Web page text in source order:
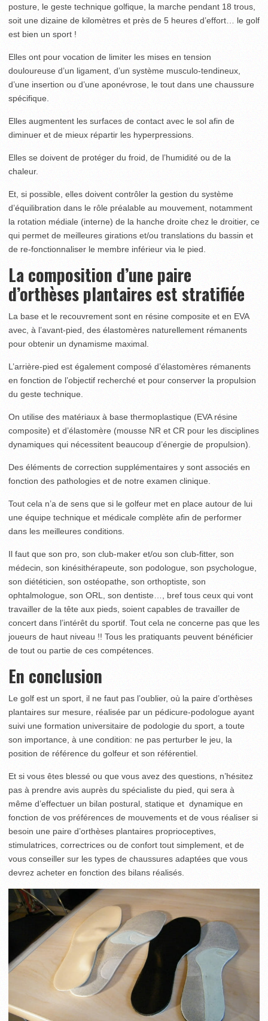
posture, le geste technique golfique, la marche pendant 18 trous,
soit une dizaine de kilomètres et près de 5 heures d’effort… le golf
est bien un sport !
Elles ont pour vocation de limiter les mises en tension
douloureuse d’un ligament, d’un système musculo-tendineux,
d’une insertion ou d’une aponévrose, le tout dans une chaussure
spécifique.
Elles augmentent les surfaces de contact avec le sol afin de
diminuer et de mieux répartir les hyperpressions.
Elles se doivent de protéger du froid, de l’humidité ou de la
chaleur.
Et, si possible, elles doivent contrôler la gestion du système
d’équilibration dans le rôle préalable au mouvement, notamment
la rotation médiale (interne) de la hanche droite chez le droitier, ce
qui permet de meilleures girations et/ou translations du bassin et
de re-fonctionnaliser le membre inférieur via le pied.
La composition d’une paire
d’orthèses plantaires est stratifiée
La base et le recouvrement sont en résine composite et en EVA
avec, à l’avant-pied, des élastomères naturellement rémanents
pour obtenir un dynamisme maximal.
L’arrière-pied est également composé d’élastomères rémanents
en fonction de l’objectif recherché et pour conserver la propulsion
du geste technique.
On utilise des matériaux à base thermoplastique (EVA résine
composite) et d’élastomère (mousse NR et CR pour les disciplines
dynamiques qui nécessitent beaucoup d’énergie de propulsion).
Des éléments de correction supplémentaires y sont associés en
fonction des pathologies et de notre examen clinique.
Tout cela n’a de sens que si le golfeur met en place autour de lui
une équipe technique et médicale complète afin de performer
dans les meilleures conditions.
Il faut que son pro, son club-maker et/ou son club-fitter, son
médecin, son kinésithérapeute, son podologue, son psychologue,
son diététicien, son ostéopathe, son orthoptiste, son
ophtalmologue, son ORL, son dentiste…, bref tous ceux qui vont
travailler de la tête aux pieds, soient capables de travailler de
concert dans l’intérêt du sportif. Tout cela ne concerne pas que les
joueurs de haut niveau !! Tous les pratiquants peuvent bénéficier
de tout ou partie de ces compétences.
En conclusion
Le golf est un sport, il ne faut pas l’oublier, où la paire d’orthèses
plantaires sur mesure, réalisée par un pédicure-podologue ayant
suivi une formation universitaire de podologie du sport, a toute
son importance, à une condition: ne pas perturber le jeu, la
position de référence du golfeur et son référentiel.
Et si vous êtes blessé ou que vous avez des questions, n’hésitez
pas à prendre avis auprès du spécialiste du pied, qui sera à
même d’effectuer un bilan postural, statique et dynamique en
fonction de vos préférences de mouvements et de vous réaliser si
besoin une paire d’orthèses plantaires proprioceptives,
stimulatrices, correctrices ou de confort tout simplement, et de
vous conseiller sur les types de chaussures adaptées que vous
devrez acheter en fonction des bilans réalisés.